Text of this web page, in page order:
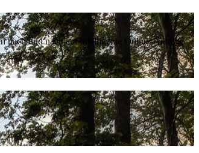
nach und nach auf intelligente Online-Anträge